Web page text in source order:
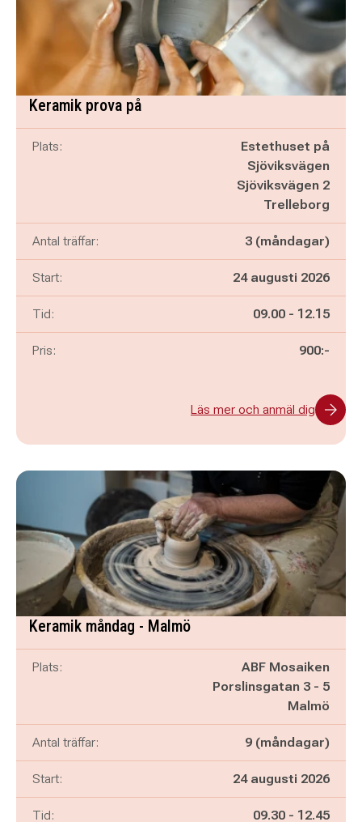
Keramik prova på
Plats:
Estethuset på
Sjöviksvägen
Sjöviksvägen 2
Trelleborg
Antal träffar: 3 (måndagar)
Start: 24 augusti 2026
Tid: Pågår mellan
09.00 - och
12.15
Pris: 900:-
Läs mer och anmäl dig
Keramik måndag - Malmö
Plats:
ABF Mosaiken
Porslinsgatan 3 - 5
Malmö
Antal träffar: 9 (måndagar)
Start: 24 augusti 2026
Tid: Pågår mellan
09.30 - och
12.45